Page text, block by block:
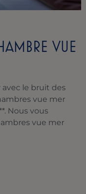
VUE
avec le bruit des
vue mer
Nous vous
vue mer